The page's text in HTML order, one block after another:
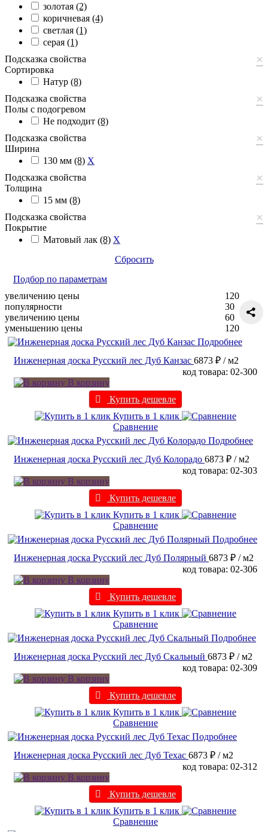
золотая (2)
коричневая (4)
светлая (1)
серая (1)
Подсказка свойства
×
Сортировка
Натур (8)
Подсказка свойства
×
Полы с подогревом
Не подходит (8)
Подсказка свойства
×
Ширина
130 мм (8) X
Подсказка свойства
×
Толщина
15 мм (8)
Подсказка свойства
×
Покрытие
Матовый лак (8) X
Сбросить
Подбор по параметрам
увеличению цены
популярности
увеличению цены
уменьшению цены
120
30
60
120
Подробнее
Инженерная доска Русский лес Дуб Канзас 6873 ₽ / м2
код товара: 02-300
В корзину
Купить дешевле
Купить в 1 клик
Сравнение
Подробнее
Инженерная доска Русский лес Дуб Колорадо 6873 ₽ / м2
код товара: 02-303
В корзину
Купить дешевле
Купить в 1 клик
Сравнение
Подробнее
Инженерная доска Русский лес Дуб Полярный 6873 ₽ / м2
код товара: 02-306
В корзину
Купить дешевле
Купить в 1 клик
Сравнение
Подробнее
Инженерная доска Русский лес Дуб Скальный 6873 ₽ / м2
код товара: 02-309
В корзину
Купить дешевле
Купить в 1 клик
Сравнение
Подробнее
Инженерная доска Русский лес Дуб Техас 6873 ₽ / м2
код товара: 02-312
В корзину
Купить дешевле
Купить в 1 клик
Сравнение